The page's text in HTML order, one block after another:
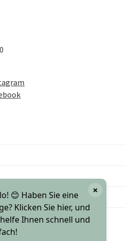
😊 Haben Sie eine
Klicken Sie hier, und
Ihnen schnell und
×